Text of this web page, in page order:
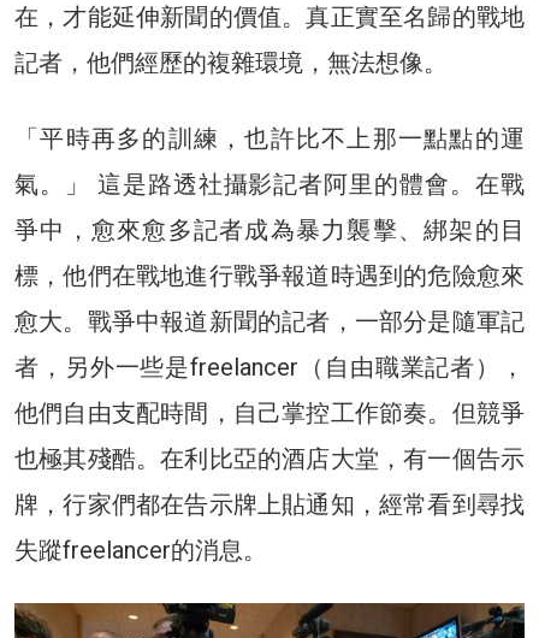
在，才能延伸新聞的價值。真正實至名歸的戰地
記者，他們經歷的複雜環境，無法想像。
「平時再多的訓練，也許比不上那一點點的運
氣。」 這是路透社攝影記者阿里的體會。在戰
爭中，愈來愈多記者成為暴力襲擊、綁架的目
標，他們在戰地進行戰爭報道時遇到的危險愈來
愈大。戰爭中報道新聞的記者，一部分是隨軍記
者，另外一些是freelancer（自由職業記者），
他們自由支配時間，自己掌控工作節奏。但競爭
也極其殘酷。在利比亞的酒店大堂，有一個告示
牌，行家們都在告示牌上貼通知，經常看到尋找
失蹤freelancer的消息。